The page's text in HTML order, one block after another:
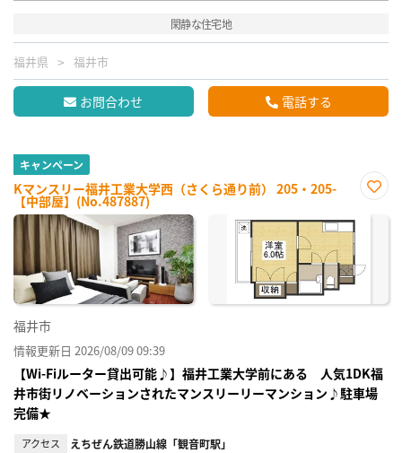
閑静な住宅地
福井県 福井市
お問合わせ 電話する
キャンペーン
Kマンスリー福井工業大学西（さくら通り前） 205・205-
【中部屋】(No.487887)
に入
福井市
情報更新日 2026/08/09 09:39
【Wi-Fiルーター貸出可能♪】福井工業大学前にある 人気1DK福
井市街リノベーションされたマンスリーリーマンション♪駐車場
完備★
アクセス えちぜん鉄道勝山線「観音町駅」